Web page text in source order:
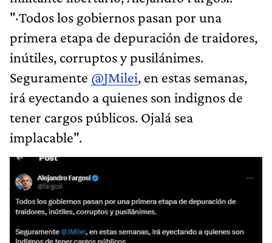
"·Todos los gobiernos pasan por una
primera etapa de depuración de traidores,
inútiles, corruptos y pusilánimes.
Seguramente @JMilei, en estas semanas,
irá eyectando a quienes son indignos de
tener cargos públicos. Ojalá sea
implacable".